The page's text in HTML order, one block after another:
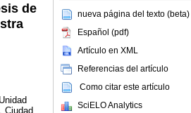
nueva página del texto (beta)
Español (pdf)
Artículo en XML
Referencias del artículo
Como citar este artículo
SciELO Analytics
de
Ciudad